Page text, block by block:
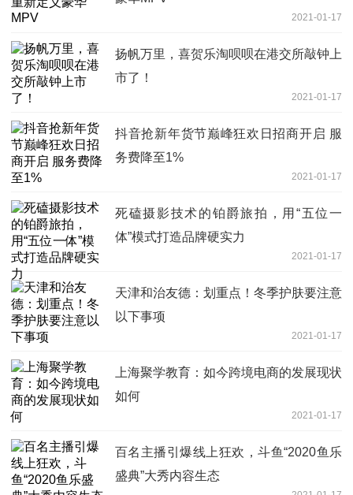
2021-01-17
扬帆万里，喜贺乐淘呗呗在港交所敲钟上
市了！
2021-01-17
抖音抢新年货节巅峰狂欢日招商开启 服
务费降至1%
2021-01-17
死磕摄影技术的铂爵旅拍，用“五位一
体”模式打造品牌硬实力
2021-01-17
天津和治友德：划重点！冬季护肤要注意
以下事项
2021-01-17
上海聚学教育：如今跨境电商的发展现状
如何
2021-01-17
百名主播引爆线上狂欢，斗鱼“2020鱼乐
盛典”大秀内容生态